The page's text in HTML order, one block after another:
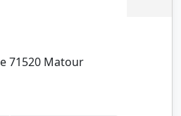
71520 Matour